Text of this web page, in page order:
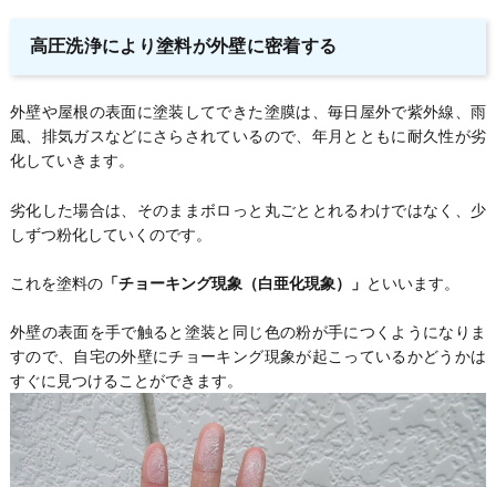
高圧洗浄により塗料が外壁に密着する
外壁や屋根の表面に塗装してできた塗膜は、毎日屋外で紫外線、雨
風、排気ガスなどにさらされているので、年月とともに耐久性が劣
化していきます。
劣化した場合は、そのままボロっと丸ごととれるわけではなく、少
しずつ粉化していくのです。
これを塗料の「チョーキング現象（白亜化現象）」 といいます。
外壁の表面を手で触ると塗装と同じ色の粉が手につくようになりま
すので、自宅の外壁にチョーキング現象が起こっているかどうかは
すぐに見つけることができます。